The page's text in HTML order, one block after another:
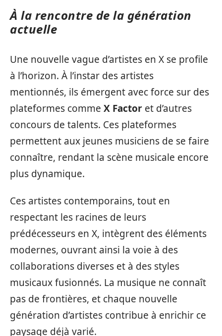
À la rencontre de la génération
actuelle
Une nouvelle vague d’artistes en X se profile
à l’horizon. À l’instar des artistes
mentionnés, ils émergent avec force sur des
plateformes comme X Factor et d’autres
concours de talents. Ces plateformes
permettent aux jeunes musiciens de se faire
connaître, rendant la scène musicale encore
plus dynamique.
Ces artistes contemporains, tout en
respectant les racines de leurs
prédécesseurs en X, intègrent des éléments
modernes, ouvrant ainsi la voie à des
collaborations diverses et à des styles
musicaux fusionnés. La musique ne connaît
pas de frontières, et chaque nouvelle
génération d’artistes contribue à enrichir ce
paysage déjà varié.